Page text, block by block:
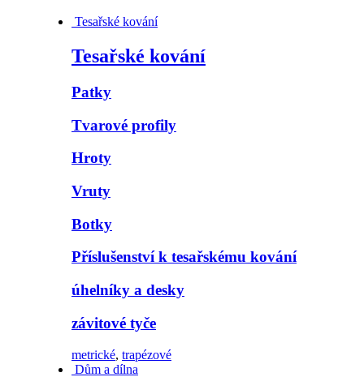
Tesařské kování
Tesařské kování
Patky
Tvarové profily
Hroty
Vruty
Botky
Příslušenství k tesařskému kování
úhelníky a desky
závitové tyče
metrické, trapézové
Dům a dílna